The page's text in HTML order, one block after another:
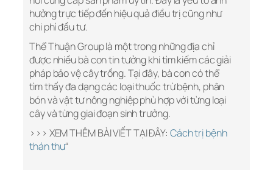
hưởng trực tiếp đến hiệu quả điều trị cũng như
chi phí đầu tư.
Thể Thuận Group là một trong những địa chỉ
được nhiều bà con tin tưởng khi tìm kiếm các giải
pháp bảo vệ cây trồng. Tại đây, bà con có thể
tìm thấy đa dạng các loại thuốc trừ bệnh, phân
bón và vật tư nông nghiệp phù hợp với từng loại
cây và từng giai đoạn sinh trưởng.
>>> XEM THÊM BÀI VIẾT TẠI ĐÂY: Cách trị bệnh
thán thư“